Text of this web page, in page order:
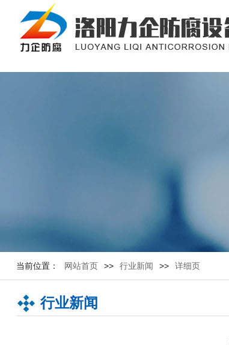
当前位置： 网站首页 >> 行业新闻 >> 详细页
行业新闻